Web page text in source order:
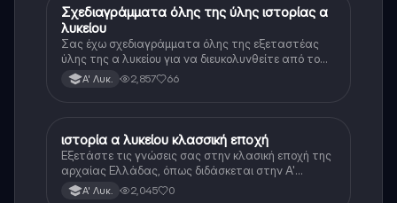
Ιστορία
Σχεδιαγράμματα όλης της ύλης ιστορίας α
λυκείου
Σας έχω σχεδιαγράμματα όλης της εξεταστέας
ύλης της α λυκείου για να διευκολυνθείτε από το
τεράστιο βάρος του βιβλίου
Α' Λυκ. 2,857 66
Ιστορία
ιστορία α λυκείου κλασσική εποχή
Εξετάστε τις γνώσεις σας στην κλασική εποχή της
αρχαίας Ελλάδας, όπως διδάσκεται στην Α'
Λυκείου.Α' Λυκ. 2,045 0